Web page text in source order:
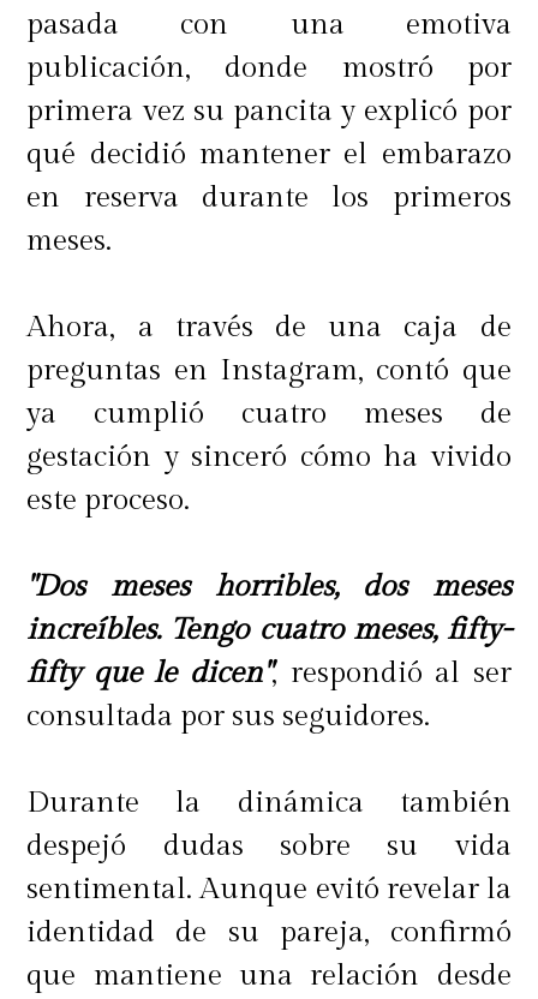
pasada con una emotiva
publicación, donde mostró por
primera vez su pancita y explicó por
qué decidió mantener el embarazo
en reserva durante los primeros
meses.
Ahora, a través de una caja de
preguntas en Instagram, contó que
ya cumplió cuatro meses de
gestación y sinceró cómo ha vivido
este proceso.
"Dos meses horribles, dos meses
increíbles. Tengo cuatro meses, fifty-
fifty que le dicen", respondió al ser
consultada por sus seguidores.
Durante la dinámica también
despejó dudas sobre su vida
sentimental. Aunque evitó revelar la
identidad de su pareja, confirmó
que mantiene una relación desde